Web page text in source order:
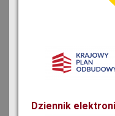
Dziennik